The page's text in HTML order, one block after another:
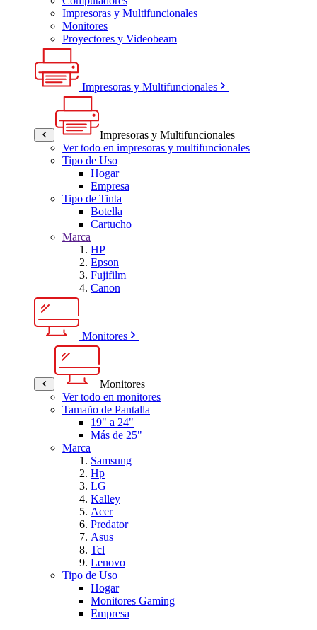
Impresoras y Multifuncionales
Monitores
Proyectores y Videobeam
Impresoras y Multifuncionales
Impresoras y Multifuncionales
Ver todo en impresoras y multifuncionales
Tipo de Uso
Hogar
Empresa
Tipo de Tinta
Botella
Cartucho
Marca
HP
Epson
Fujifilm
Canon
Monitores
Monitores
Ver todo en monitores
Tamaño de Pantalla
19" a 24"
Más de 25"
Marca
Samsung
Hp
LG
Kalley
Acer
Predator
Asus
Tcl
Lenovo
Tipo de Uso
Hogar
Monitores Gaming
Empresa